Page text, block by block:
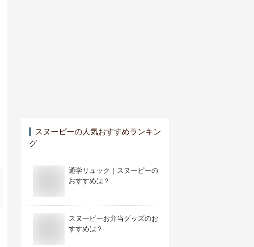
スヌーピーの人気おすすめランキン
グ
通学リュック｜スヌーピーの
おすすめは？
スヌーピーお弁当グッズのお
すすめは？